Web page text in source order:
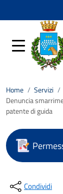
Home / Servizi /
Denuncia
patente di guida
Condividi